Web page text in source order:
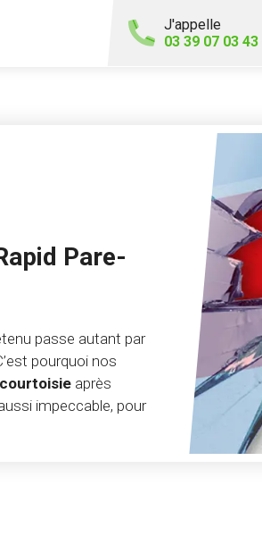
J'appelle
03 39 07 03 43
Pare-
passe autant par
pourquoi nos
après
impeccable, pour